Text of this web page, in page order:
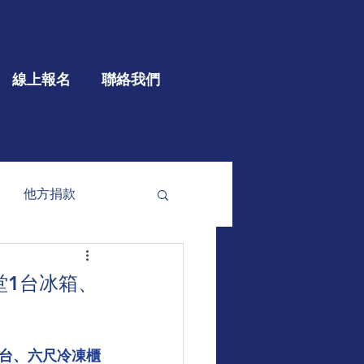
線上報名 聯絡我們
他方捐款
大型公益
台冰箱、
、六尺冷凍櫃